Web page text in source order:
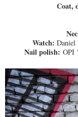
Coat,
Watch: Daniel
Nail polish: OPI